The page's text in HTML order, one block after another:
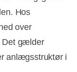
Hos
over
Det gælder
anlægsstruktør i